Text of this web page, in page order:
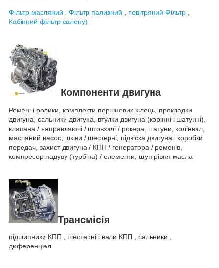
Фільтр масляний Фільтр паливний повітряний Фільтр
Кабінний фільтр салону)
Компоненти двигуна
Ремені і ролики, комплекти поршневих кілець, прокладки
двигуна, сальники двигуна, втулки двигуна (корінні і шатунні),
клапана / направляючі / штовхачі / рокера, шатуни, колінвал,
масляний насос, шківи / шестерні, підвіска двигуна і коробки
передач, захист двигуна / КПП / генератора / ременів,
компресор надуву (турбіна) / елементи, щуп рівня масла
Трансмісія
підшипники КПП , шестерні і вали КПП , сальники ,
диференціал